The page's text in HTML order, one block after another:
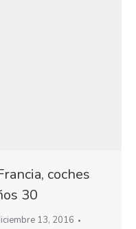
coches
30
13, 2016